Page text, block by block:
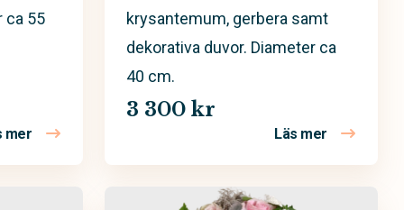
ca 55
mer om Begravningskrans – Solen
krysantemum, gerbera samt
dekorativa duvor. Diameter ca
40 cm.
3 300 kr
Läs mer om